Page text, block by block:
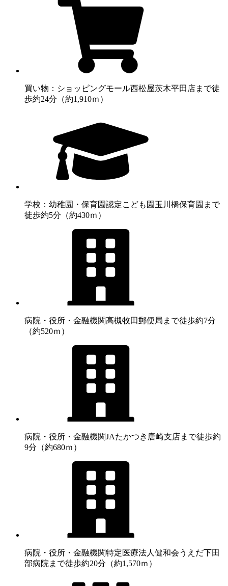
買い物：ショッピングモール西松屋茨木平田店まで徒
歩約24分（約1,910ｍ）
学校：幼稚園・保育園認定こども園玉川橋保育園まで
徒歩約5分（約430ｍ）
病院・役所・金融機関高槻牧田郵便局まで徒歩約7分
（約520ｍ）
病院・役所・金融機関JAたかつき唐崎支店まで徒歩約
9分（約680ｍ）
病院・役所・金融機関特定医療法人健和会うえだ下田
部病院まで徒歩約20分（約1,570ｍ）